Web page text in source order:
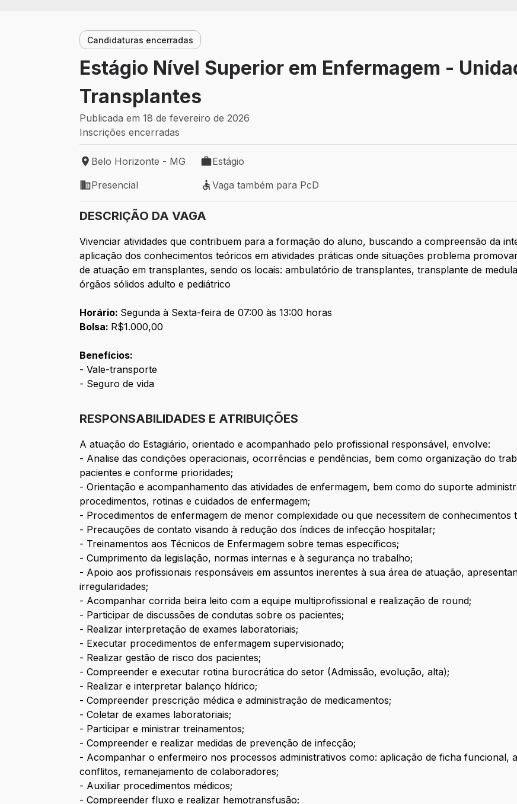
Candidaturas encerradas
Estágio Nível Superior em Enfermagem -
Transplantes
Publicada em 18 de fevereiro de 2026
Inscrições encerradas
Local de trabalho: Belo Horizonte - MG
Belo Horizonte - MG
Tipo de vaga: Estágio
Estágio
Modelo de trabalho: Presencial
Presencial
Vaga também para PcD
Vaga também para PcD
DESCRIÇÃO DA VAGA
Vivenciar atividades que contribuem para a formação do aluno, buscando a compreensão da
aplicação dos conhecimentos teóricos em atividades práticas onde situações problema
de atuação em transplantes, sendo os locais: ambulatório de transplantes, transplante de
órgãos sólidos adulto e pediátrico
Horário: Segunda à Sexta-feira de 07:00 às 13:00 horas
Bolsa: R$1.000,00
Benefícios:
- Vale-transporte
- Seguro de vida
RESPONSABILIDADES E ATRIBUIÇÕES
A atuação do Estagiário, orientado e acompanhado pelo profissional responsável, envolve:
- Analise das condições operacionais, ocorrências e pendências, bem como organização do
pacientes e conforme prioridades;
- Orientação e acompanhamento das atividades de enfermagem, bem como do suporte
procedimentos, rotinas e cuidados de enfermagem;
- Procedimentos de enfermagem de menor complexidade ou que necessitem de conhecimentos
- Precauções de contato visando à redução dos índices de infecção hospitalar;
- Treinamentos aos Técnicos de Enfermagem sobre temas específicos;
- Cumprimento da legislação, normas internas e à segurança no trabalho;
- Apoio aos profissionais responsáveis em assuntos inerentes à sua área de atuação,
irregularidades;
- Acompanhar corrida beira leito com a equipe multiprofissional e realização de round;
- Participar de discussões de condutas sobre os pacientes;
- Realizar interpretação de exames laboratoriais;
- Executar procedimentos de enfermagem supervisionado;
- Realizar gestão de risco dos pacientes;
- Compreender e executar rotina burocrática do setor (Admissão, evolução, alta);
- Realizar e interpretar balanço hídrico;
- Compreender prescrição médica e administração de medicamentos;
- Coletar de exames laboratoriais;
- Participar e ministrar treinamentos;
- Compreender e realizar medidas de prevenção de infecção;
- Acompanhar o enfermeiro nos processos administrativos como: aplicação de ficha funcional,
conflitos, remanejamento de colaboradores;
- Auxiliar procedimentos médicos;
- Compreender fluxo e realizar hemotransfusão;